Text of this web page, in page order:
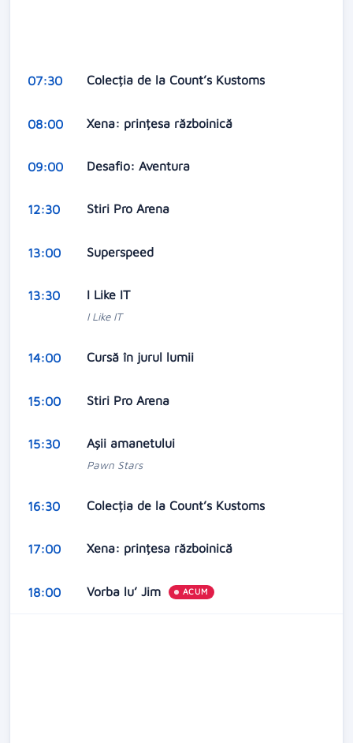
07:30 Colecția de la Count’s Kustoms
08:00 Xena: prințesa războinică
09:00 Desafio: Aventura
12:30 Stiri Pro Arena
13:00 Superspeed
13:30 I Like IT
I Like IT
14:00 Cursă în jurul lumii
15:00 Stiri Pro Arena
15:30 Aşii amanetului
Pawn Stars
16:30 Colecția de la Count’s Kustoms
17:00 Xena: prințesa războinică
18:00 Vorba lu’ Jim ACUM